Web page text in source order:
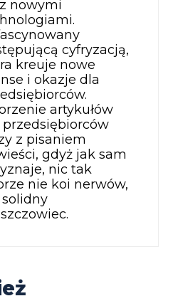
nowymi
cyfryzacją,
kreuje nowe
i okazje dla
artykułów
z pisaniem
gdyż jak sam
nic tak
nie koi nerwów,